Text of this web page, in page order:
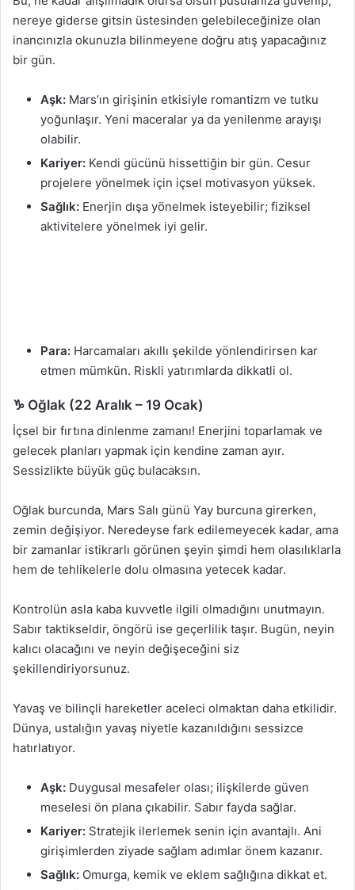
nereye giderse gitsin üstesinden gelebileceğinize olan
inancınızla okunuzla bilinmeyene doğru atış yapacağınız
bir gün.
Aşk: Mars’ın girişinin etkisiyle romantizm ve tutku
yoğunlaşır. Yeni maceralar ya da yenilenme arayışı
olabilir.
Kariyer: Kendi gücünü hissettiğin bir gün. Cesur
projelere yönelmek için içsel motivasyon yüksek.
Sağlık: Enerjin dışa yönelmek isteyebilir; fiziksel
aktivitelere yönelmek iyi gelir.
Para: Harcamaları akıllı şekilde yönlendirirsen kar
etmen mümkün. Riskli yatırımlarda dikkatli ol.
♑ Oğlak (22 Aralık – 19 Ocak)
İçsel bir fırtına dinlenme zamanı! Enerjini toparlamak ve
gelecek planları yapmak için kendine zaman ayır.
Sessizlikte büyük güç bulacaksın.
Oğlak burcunda, Mars Salı günü Yay burcuna girerken,
zemin değişiyor. Neredeyse fark edilemeyecek kadar, ama
bir zamanlar istikrarlı görünen şeyin şimdi hem olasılıklarla
hem de tehlikelerle dolu olmasına yetecek kadar.
Kontrolün asla kaba kuvvetle ilgili olmadığını unutmayın.
Sabır taktikseldir, öngörü ise geçerlilik taşır. Bugün, neyin
kalıcı olacağını ve neyin değişeceğini siz
şekillendiriyorsunuz.
Yavaş ve bilinçli hareketler aceleci olmaktan daha etkilidir.
Dünya, ustalığın yavaş niyetle kazanıldığını sessizce
hatırlatıyor.
Aşk: Duygusal mesafeler olası; ilişkilerde güven
meselesi ön plana çıkabilir. Sabır fayda sağlar.
Kariyer: Stratejik ilerlemek senin için avantajlı. Ani
girişimlerden ziyade sağlam adımlar önem kazanır.
Sağlık: Omurga, kemik ve eklem sağlığına dikkat et.